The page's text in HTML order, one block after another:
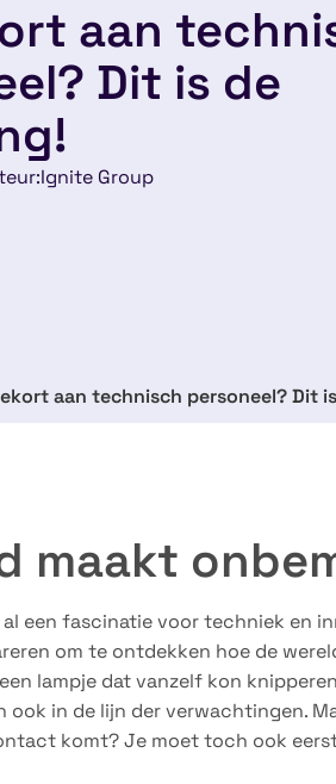
aan
Dit is de
Ignite Group
aan technisch personeel? Dit
maakt
een fascinatie voor techniek en
om te ontdekken hoe de
lampje dat vanzelf kon
in de lijn der verwachtingen.
komt? Je moet toch ook